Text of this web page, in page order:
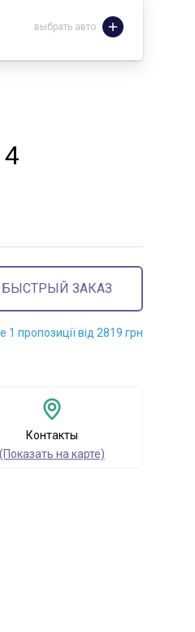
выбрать авто
БЫСТРЫЙ ЗАКАЗ
1 пропозиції від 2819 грн
Контакты
(Показать на карте)